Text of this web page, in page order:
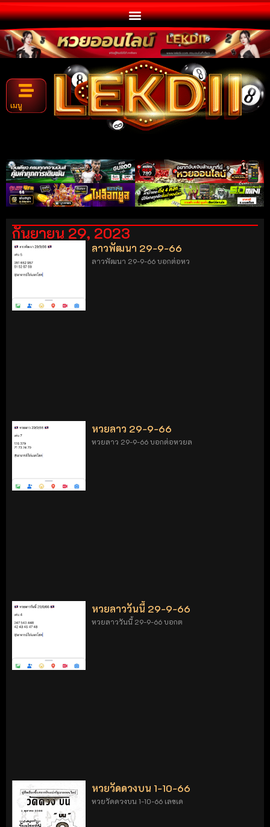
เมนู
กันยายน 29, 2023
ลาวพัฒนา 29-9-66
ลาวพัฒนา 29-9-66 บอกต่อหว
หวยลาว 29-9-66
หวยลาว 29-9-66 บอกต่อหวยล
หวยลาววันนี้ 29-9-66
หวยลาววันนี้ 29-9-66 บอกต
หวยวัดดวงบน 1-10-66
หวยวัดดวงบน 1-10-66 เลขเด